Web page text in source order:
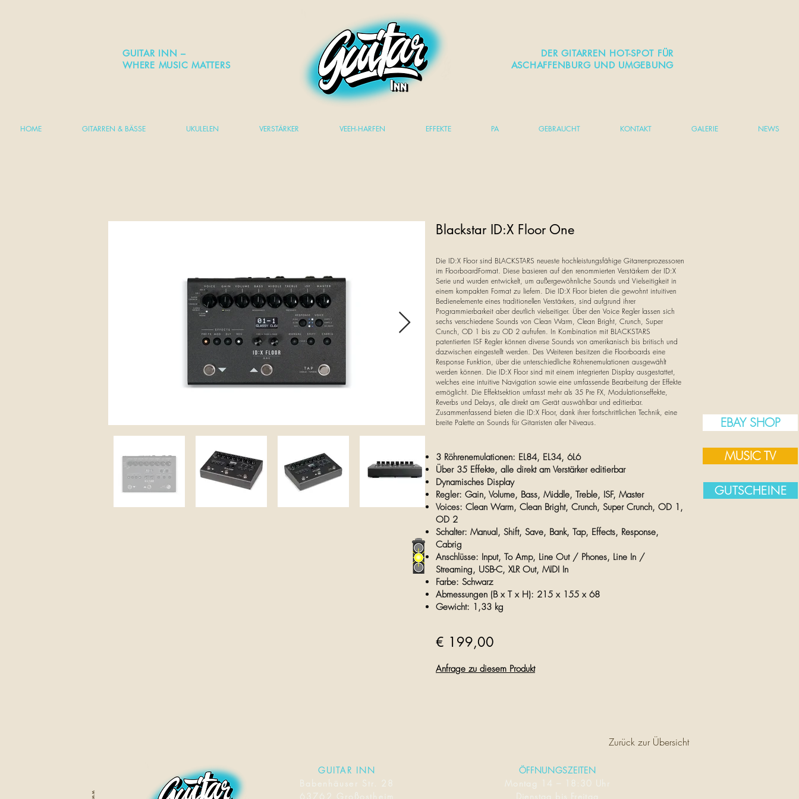
GUITAR INN –
WHERE MUSIC MATTERS
DER GITARREN HOT-SPOT FÜR
ASCHAFFENBURG UND UMGEBUNG
HOME GITARREN & BÄSSE UKULELEN VERSTÄRKER VEEH-HARFEN EFFEKTE PA GEBRAUCHT KONTAKT GALERIE NEWS
EBAY SHOP
MUSIC TV
GUTSCHEINE
Blackstar ID:X Floor One
Die ID:X Floor sind BLACKSTARS neueste hochleistungsfähige Gitarrenprozessoren
im FloorboardFormat. Diese basieren auf den renommierten Verstärkern der ID:X
Serie und wurden entwickelt, um außergewöhnliche Sounds und Vielseitigkeit in
einem kompakten Format zu liefern. Die ID:X Floor bieten die gewohnt intuitiven
Bedienelemente eines traditionellen Verstärkers, sind aufgrund ihrer
Programmierbarkeit aber deutlich vielseitiger. Über den Voice Regler lassen sich
sechs verschiedene Sounds von Clean Warm, Clean Bright, Crunch, Super
Crunch, OD 1 bis zu OD 2 aufrufen. In Kombination mit BLACKSTARS
patentierten ISF Regler können diverse Sounds von amerikanisch bis britisch und
dazwischen eingestellt werden. Des Weiteren besitzen die Floorboards eine
Response Funktion, über die unterschiedliche Röhrenemulationen ausgewählt
werden können. Die ID:X Floor sind mit einem integrierten Display ausgestattet,
welches eine intuitive Navigation sowie eine umfassende Bearbeitung der Effekte
ermöglicht. Die Effektsektion umfasst mehr als 35 Pre FX, Modulationseffekte,
Reverbs und Delays, alle direkt am Gerät auswählbar und editierbar.
Zusammenfassend bieten die ID:X Floor, dank ihrer fortschrittlichen Technik, eine
breite Palette an Sounds für Gitarristen aller Niveaus.
3 Röhrenemulationen: EL84, EL34, 6L6
Über 35 Effekte, alle direkt am Verstärker editierbar
Dynamisches Display
Regler: Gain, Volume, Bass, Middle, Treble, ISF, Master
Voices: Clean Warm, Clean Bright, Crunch, Super Crunch, OD 1,
OD 2
Schalter: Manual, Shift, Save, Bank, Tap, Effects, Response,
Cabrig
Anschlüsse: Input, To Amp, Line Out / Phones, Line In /
Streaming, USB-C, XLR Out, MIDI In
Farbe: Schwarz
Abmessungen (B x T x H): 215 x 155 x 68
Gewicht: 1,33 kg
€ 199,00
Anfrage zu diesem Produkt
Zurück zur Übersicht
GUITAR INN
Babenhäuser Str. 28
63762 Großostheim
ÖFFNUNGSZEITEN
Montag
14 – 18:30 Uhr
Dienstag bis Freitag